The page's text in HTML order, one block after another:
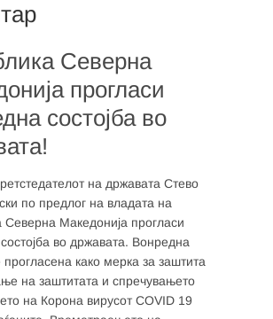
Северна
прогласи
состојба во
на државата Стево
по предлог на владата на
Северна Македонија прогласи
во државата. Вонредна
прогласена како мерка за заштита
на заштитата и спречувањето
на Корона вирусот COVID 19